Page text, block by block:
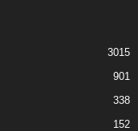
3015
901
338
152